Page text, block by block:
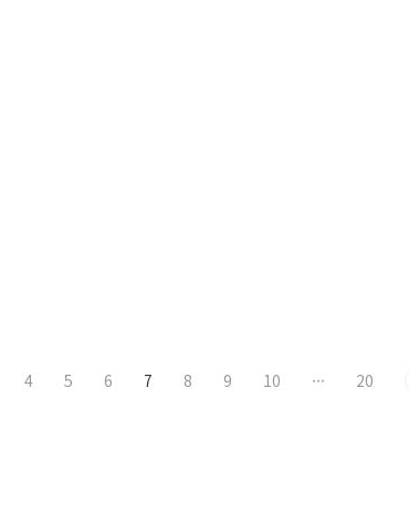
4 5 6 7 8 9 10 ··· 20